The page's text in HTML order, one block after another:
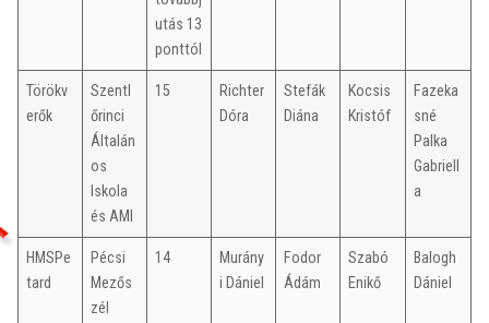
utás 13
ponttól
Törökv
erők
Szentl
őrinci
Általán
os
Iskola
és AMI
15
Richter
Dóra
Stefák
Diána
Kocsis
Kristóf
Fazeka
sné
Palka
Gabriell
a
HMSPe
tard
Pécsi
Mezős
zél
14
Murány
i Dániel
Fodor
Ádám
Szabó
Enikő
Balogh
Dániel